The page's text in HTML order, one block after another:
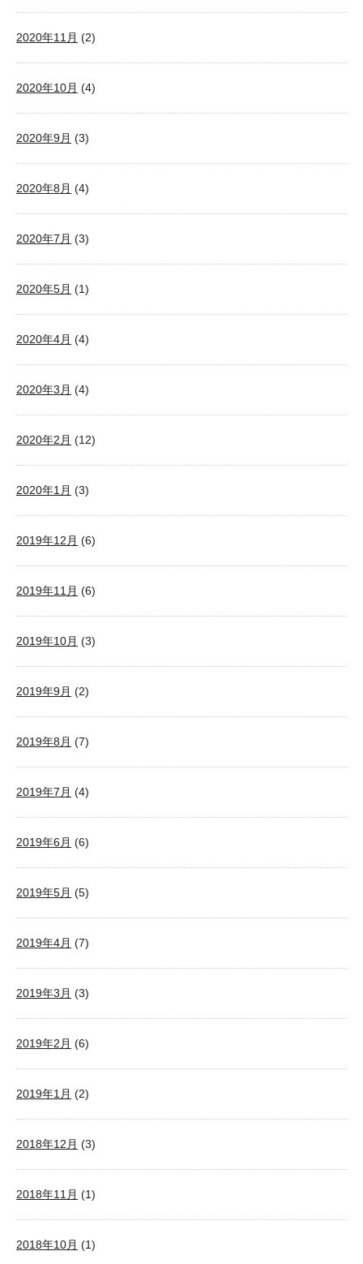
2020年11月 (2)
2020年10月 (4)
2020年9月 (3)
2020年8月 (4)
2020年7月 (3)
2020年5月 (1)
2020年4月 (4)
2020年3月 (4)
2020年2月 (12)
2020年1月 (3)
2019年12月 (6)
2019年11月 (6)
2019年10月 (3)
2019年9月 (2)
2019年8月 (7)
2019年7月 (4)
2019年6月 (6)
2019年5月 (5)
2019年4月 (7)
2019年3月 (3)
2019年2月 (6)
2019年1月 (2)
2018年12月 (3)
2018年11月 (1)
2018年10月 (1)